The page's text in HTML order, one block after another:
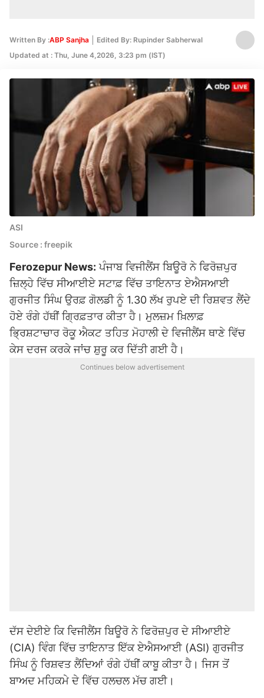
Written By :ABP Sanjha
Edited By: Rupinder Sabherwal
Updated at : Thu, June 4,2026, 3:23 pm (IST)
ASI
Source : freepik
Ferozepur News: ਪੰਜਾਬ ਵਿਜੀਲੈਂਸ ਬਿਊਰੋ ਨੇ ਫਿਰੋਜ਼ਪੁਰ
ਜ਼ਿਲ੍ਹੇ ਵਿੱਚ ਸੀਆਈਏ ਸਟਾਫ਼ ਵਿੱਚ ਤਾਇਨਾਤ ਏਐਸਆਈ
ਗੁਰਜੀਤ ਸਿੰਘ ਉਰਫ਼ ਗੋਲਡੀ ਨੂੰ 1.30 ਲੱਖ ਰੁਪਏ ਦੀ ਰਿਸ਼ਵਤ ਲੈਂਦੇ
ਹੋਏ ਰੰਗੇ ਹੱਥੀਂ ਗ੍ਰਿਫ਼ਤਾਰ ਕੀਤਾ ਹੈ। ਮੁਲਜ਼ਮ ਖ਼ਿਲਾਫ਼
ਭ੍ਰਿਸ਼ਟਾਚਾਰ ਰੋਕੂ ਐਕਟ ਤਹਿਤ ਮੋਹਾਲੀ ਦੇ ਵਿਜੀਲੈਂਸ ਥਾਣੇ ਵਿੱਚ
ਕੇਸ ਦਰਜ ਕਰਕੇ ਜਾਂਚ ਸ਼ੁਰੂ ਕਰ ਦਿੱਤੀ ਗਈ ਹੈ।
Continues below advertisement
ਦੱਸ ਦੇਈਏ ਕਿ ਵਿਜੀਲੈਂਸ ਬਿਊਰੋ ਨੇ ਫਿਰੋਜ਼ਪੁਰ ਦੇ ਸੀਆਈਏ
(CIA) ਵਿੰਗ ਵਿੱਚ ਤਾਇਨਾਤ ਇੱਕ ਏਐਸਆਈ (ASI) ਗੁਰਜੀਤ
ਸਿੰਘ ਨੂੰ ਰਿਸ਼ਵਤ ਲੈਂਦਿਆਂ ਰੰਗੇ ਹੱਥੀਂ ਕਾਬੂ ਕੀਤਾ ਹੈ। ਜਿਸ ਤੋਂ
ਬਾਅਦ ਮਹਿਕਮੇ ਦੇ ਵਿੱਚ ਹਲਚਲ ਮੱਚ ਗਈ।